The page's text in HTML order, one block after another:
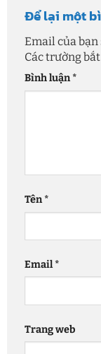
Để lại một
Email của
Các trường
Bình luận*
Tên*
Email*
Trang web